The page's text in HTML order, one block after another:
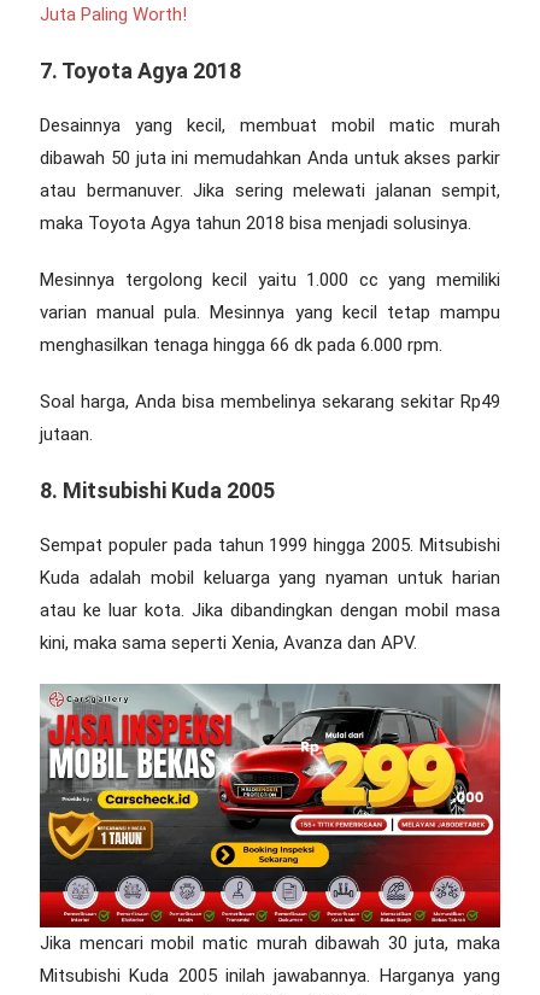
Juta Paling Worth!
7. Toyota Agya 2018
Desainnya yang kecil, membuat mobil matic murah
dibawah 50 jutaini memudahkan Anda untuk akses parkir
atau bermanuver. Jika sering melewati jalanan sempit,
maka Toyota Agya tahun 2018 bisa menjadi solusinya.
Mesinnya tergolong kecil yaitu 1.000 cc yang memiliki
varian manual pula. Mesinnya yang kecil tetap mampu
menghasilkan tenaga hingga 66 dk pada 6.000 rpm.
Soal harga, Anda bisa membelinya sekarang sekitar Rp49
jutaan.
8. Mitsubishi Kuda 2005
Sempat populer pada tahun 1999 hingga 2005. Mitsubishi
Kuda adalah mobil keluarga yang nyaman untuk harian
atau ke luar kota. Jika dibandingkan dengan mobil masa
kini, maka sama seperti Xenia, Avanza dan APV.
Jika mencarimobil matic murah dibawah 30 juta, maka
Mitsubishi Kuda 2005 inilah jawabannya. Harganya yang